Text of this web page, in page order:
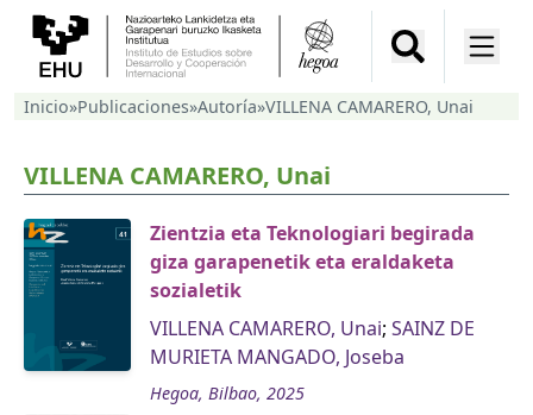
Inicio»Publicaciones»Autoría»VILLENA CAMARERO, Unai
VILLENA CAMARERO, Unai
Zientzia eta Teknologiari begirada
giza garapenetik eta eraldaketa
sozialetik
VILLENA CAMARERO, Unai; SAINZ DE
MURIETA MANGADO, Joseba
Hegoa, Bilbao, 2025